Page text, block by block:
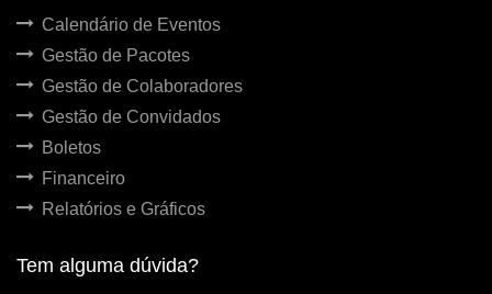
Calendário de Eventos
Gestão de Pacotes
Gestão de Colaboradores
Gestão de Convidados
Boletos
Financeiro
Relatórios e Gráficos
Tem alguma dúvida?